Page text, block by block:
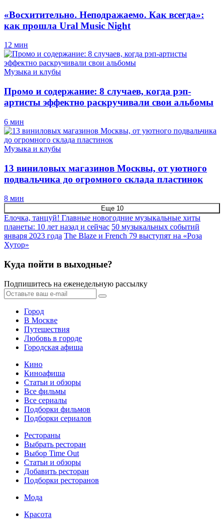
«Восхитительно. Неподражаемо. Как всегда»:
как прошла Ural Music Night
12 мин
Музыка и клубы
Промо и содержание: 8 случаев, когда рэп-
артисты эффектно раскручивали свои альбомы
6 мин
Музыка и клубы
13 виниловых магазинов Москвы, от уютного
подвальчика до огромного склада пластинок
8 мин
Еще 10
Елочка, танцуй! Главные новогодние музыкальные хиты
планеты: 10 лет назад и сейчас 50 музыкальных событий
января 2023 года The Blaze и French 79 выступят на «Роза
Хутор»
Куда пойти в выходные?
Подпишитесь на еженедельную рассылку
Город
В Москве
Путешествия
Любовь в городе
Городская афиша
Кино
Киноафиша
Статьи и обзоры
Все фильмы
Все сериалы
Подборки фильмов
Подборки сериалов
Рестораны
Выбрать ресторан
Выбор Time Out
Статьи и обзоры
Добавить ресторан
Подборки ресторанов
Мода
Красота